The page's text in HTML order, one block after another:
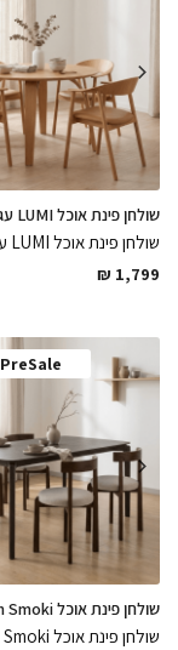
שולחן פינת אוכל LUMI עגול
₪ 1,799
PreSale
שולחן פינת אוכל Wooden Smoki